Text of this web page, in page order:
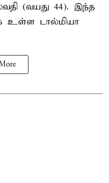
(வயது 44). இந்த
உள்ள டால்மியா